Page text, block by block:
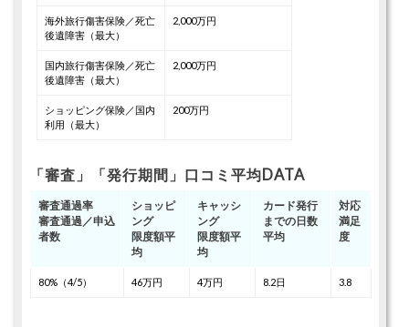
海外旅行傷害保険／死亡
後遺障害（最大）
2,000万円
国内旅行傷害保険／死亡
後遺障害（最大）
2,000万円
ショッピング保険／国内
利用（最大）
200万円
「審査」「発行期間」口コミ平均DATA
審査通過率
審査通過／申込
者数
ショッピ
ング
限度額平
均
キャッシ
ング
限度額平
均
カード発行
までの日数
平均
対応
満足
度
80%（4/5） 46万円 4万円 8.2日 3.8